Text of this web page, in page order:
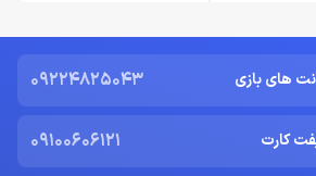
های بازی 09224825043
کارت 09100606121